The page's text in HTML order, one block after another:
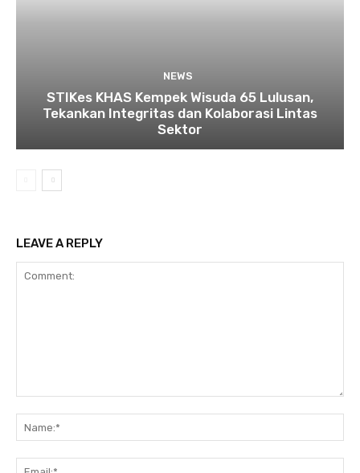
NEWS
STIKes KHAS Kempek Wisuda 65 Lulusan,
Tekankan Integritas dan Kolaborasi Lintas
Sektor
LEAVE A REPLY